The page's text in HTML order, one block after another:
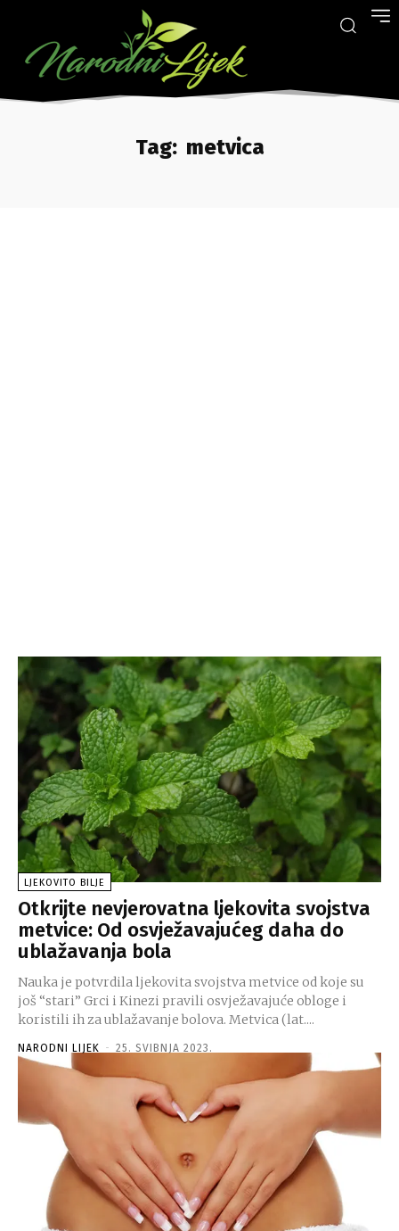
Tag: metvica
LJEKOVITO BILJE
Otkrijte nevjerovatna ljekovita svojstva
metvice: Od osvježavajućeg daha do
ublažavanja bola
Nauka je potvrdila ljekovita svojstva metvice od koje su
još “stari” Grci i Kinezi pravili osvježavajuće obloge i
koristili ih za ublažavanje bolova. Metvica (lat....
NARODNI LIJEK - 25. SVIBNJA 2023.